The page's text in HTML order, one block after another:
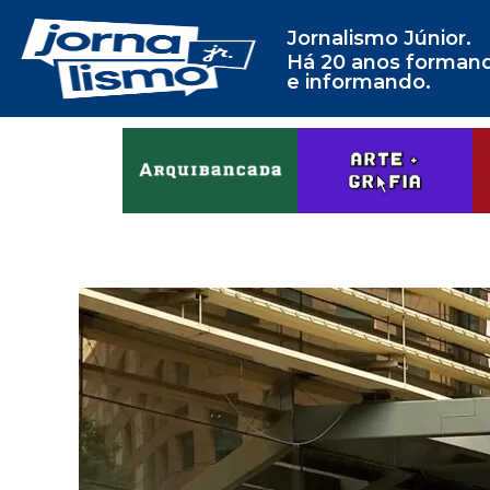
Jornalismo Júnior.
Há 20 anos
e informando.